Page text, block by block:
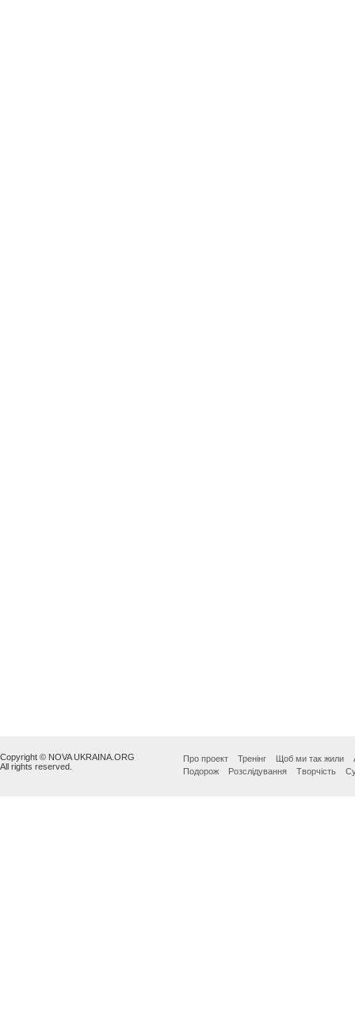
Copyright © NOVA UKRAINA.ORG
All rights reserved.
Про проект Тренінг Щоб ми так жили
Подорож
Розслідування Творчість